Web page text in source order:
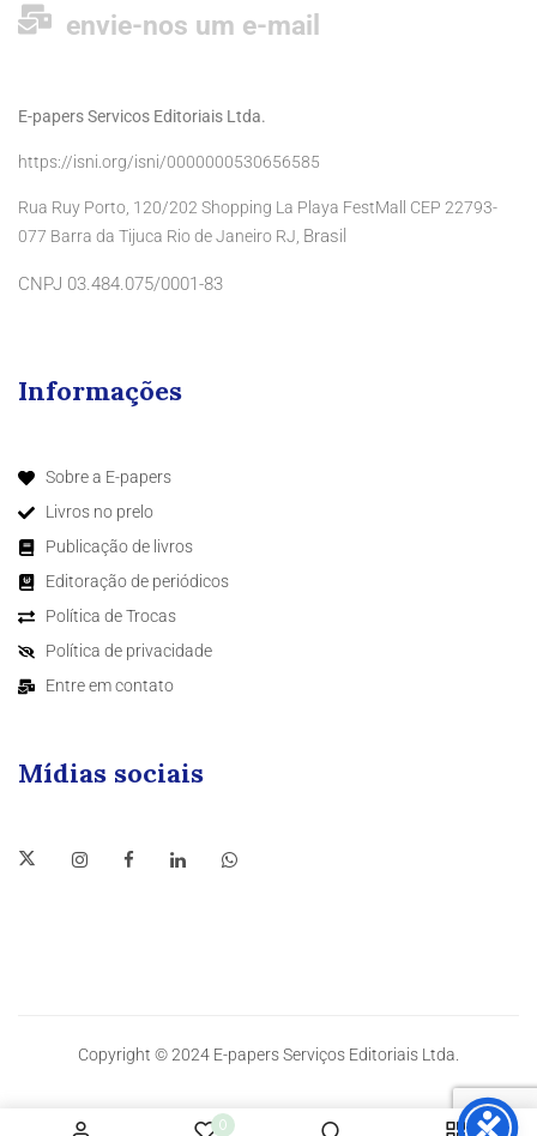
0
envie-nos um e-mail
E-papers Servicos Editoriais Ltda.
https://isni.org/isni/0000000530656585
Rua Ruy Porto, 120/202 Shopping La Playa FestMall CEP 22793-
077 Barra da Tijuca Rio de Janeiro RJ, Brasil
CNPJ 03.484.075/0001-83
Informações
Sobre a E-papers
Livros no prelo
Publicação de livros
Editoração de periódicos
Política de Trocas
Política de privacidade
Entre em contato
Mídias sociais
Copyright © 2024 E-papers Serviços Editoriais Ltda.